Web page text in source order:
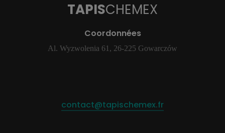
TAPISCHEMEX
Coordonnées
Al. Wyzwolenia 61, 26-225 Gowarczów
contact@tapischemex.fr